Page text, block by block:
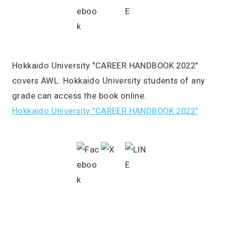
Hokkaido University "CAREER HANDBOOK 2022"
covers AWL. Hokkaido University students of any
grade can access the book online.
Hokkaido University "CAREER HANDBOOK 2022"